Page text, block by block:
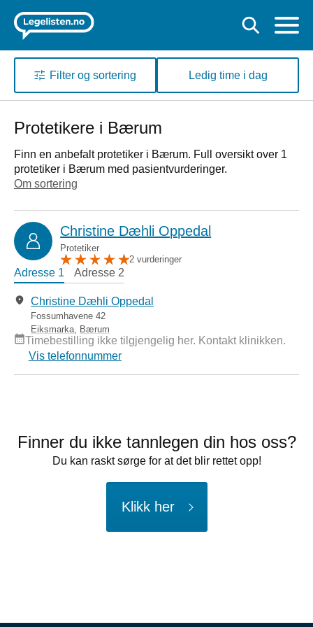
Filter og sortering Ledig time i dag
Protetikere i Bærum
Finn en anbefalt protetiker i Bærum. Full oversikt over 1
protetiker i Bærum med pasientvurderinger.
Om sortering
Christine Dæhli Oppedal
Protetiker
2 vurderinger
Adresse 1 Adresse 2
Christine Dæhli Oppedal
Fossumhavene 42
Eiksmarka
Bærum
Timebestilling ikke tilgjengelig her. Kontakt klinikken.
Vis telefonnummer
Finner du ikke tannlegen din hos oss?
Du kan raskt sørge for at det blir rettet opp!
Klikk her